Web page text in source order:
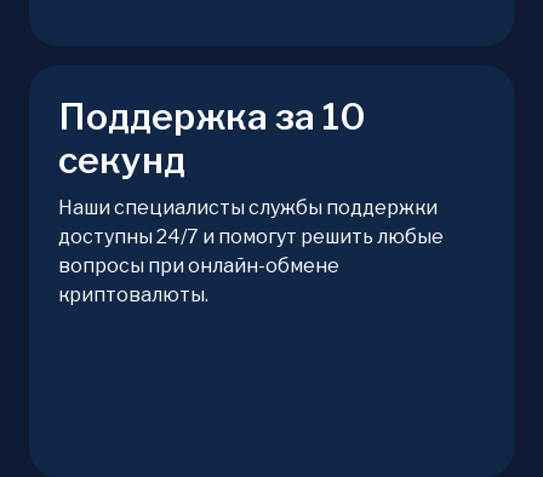
Поддержка за 10
секунд
Наши специалисты службы поддержки
доступны 24/7 и помогут решить любые
вопросы при онлайн-обмене
криптовалюты.